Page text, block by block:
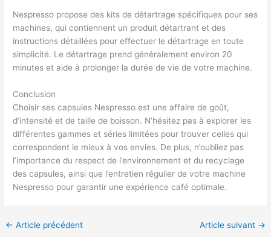
Nespresso propose des kits de détartrage spécifiques pour ses
machines, qui contiennent un produit détartrant et des
instructions détaillées pour effectuer le détartrage en toute
simplicité. Le détartrage prend généralement environ 20
minutes et aide à prolonger la durée de vie de votre machine.
Conclusion
Choisir ses capsules Nespresso est une affaire de goût,
d’intensité et de taille de boisson. N’hésitez pas à explorer les
différentes gammes et séries limitées pour trouver celles qui
correspondent le mieux à vos envies. De plus, n’oubliez pas
l’importance du respect de l’environnement et du recyclage
des capsules, ainsi que l’entretien régulier de votre machine
Nespresso pour garantir une expérience café optimale.
← Article précédent Article suivant →